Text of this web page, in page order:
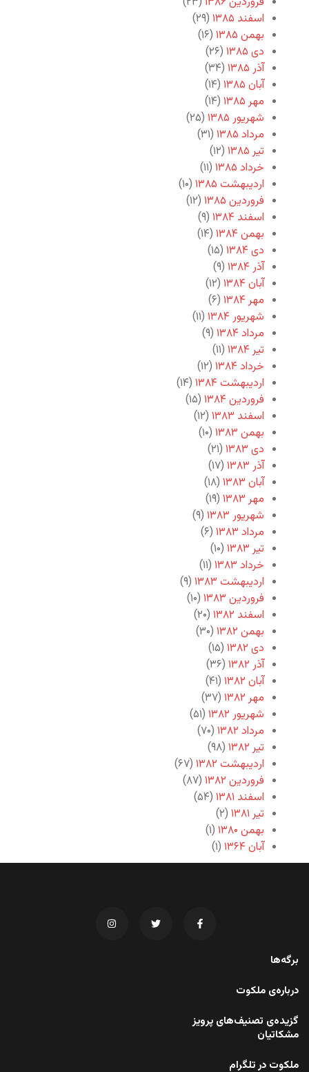
اسفند ۱۳۸۵
(۲۹)
بهمن ۱۳۸۵
(۱۶)
دی ۱۳۸۵
(۲۶)
آذر ۱۳۸۵
(۳۴)
آبان ۱۳۸۵
(۱۴)
مهر ۱۳۸۵
(۱۴)
شهریور ۱۳۸۵
(۲۵)
مرداد ۱۳۸۵
(۳۱)
تیر ۱۳۸۵
(۱۲)
خرداد ۱۳۸۵
(۱۱)
اردیبهشت ۱۳۸۵
(۱۰)
فروردین ۱۳۸۵
(۱۲)
اسفند ۱۳۸۴
(۹)
بهمن ۱۳۸۴
(۱۴)
دی ۱۳۸۴
(۱۵)
آذر ۱۳۸۴
(۹)
آبان ۱۳۸۴
(۱۲)
مهر ۱۳۸۴
(۶)
شهریور ۱۳۸۴
(۱۱)
مرداد ۱۳۸۴
(۹)
تیر ۱۳۸۴
(۱۱)
خرداد ۱۳۸۴
(۱۲)
اردیبهشت ۱۳۸۴
(۱۴)
فروردین ۱۳۸۴
(۱۵)
اسفند ۱۳۸۳
(۱۲)
بهمن ۱۳۸۳
(۱۰)
دی ۱۳۸۳
(۲۱)
آذر ۱۳۸۳
(۱۷)
آبان ۱۳۸۳
(۱۸)
مهر ۱۳۸۳
(۱۹)
شهریور ۱۳۸۳
(۹)
مرداد ۱۳۸۳
(۶)
تیر ۱۳۸۳
(۱۰)
خرداد ۱۳۸۳
(۱۱)
اردیبهشت ۱۳۸۳
(۹)
فروردین ۱۳۸۳
(۱۰)
اسفند ۱۳۸۲
(۲۰)
بهمن ۱۳۸۲
(۳۰)
دی ۱۳۸۲
(۱۵)
آذر ۱۳۸۲
(۳۶)
آبان ۱۳۸۲
(۴۱)
مهر ۱۳۸۲
(۳۷)
شهریور ۱۳۸۲
(۵۱)
مرداد ۱۳۸۲
(۷۰)
تیر ۱۳۸۲
(۹۸)
اردیبهشت ۱۳۸۲
(۶۷)
فروردین ۱۳۸۲
(۸۷)
اسفند ۱۳۸۱
(۵۴)
تیر ۱۳۸۱
(۲)
بهمن ۱۳۸۰
(۱)
آبان ۱۳۶۴
(۱)
برگه‌ها
درباره‌ی ملکوت
گزیده‌ی تصنیف‌های پرویز
مشکاتیان
ملکوت در تلگرام